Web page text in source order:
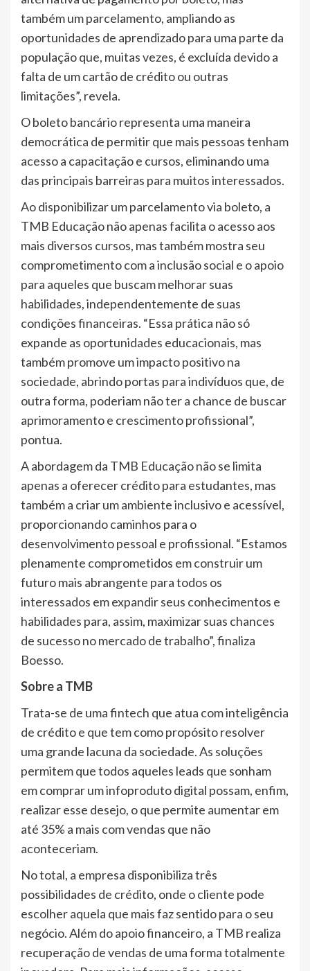
também um parcelamento, ampliando as
oportunidades de aprendizado para uma parte da
população que, muitas vezes, é excluída devido a
falta de um cartão de crédito ou outras
limitações”, revela.
O boleto bancário representa uma maneira
democrática de permitir que mais pessoas tenham
acesso a capacitação e cursos, eliminando uma
das principais barreiras para muitos interessados.
Ao disponibilizar um parcelamento via boleto, a
TMB Educação não apenas facilita o acesso aos
mais diversos cursos, mas também mostra seu
comprometimento com a inclusão social e o apoio
para aqueles que buscam melhorar suas
habilidades, independentemente de suas
condições financeiras. “Essa prática não só
expande as oportunidades educacionais, mas
também promove um impacto positivo na
sociedade, abrindo portas para indivíduos que, de
outra forma, poderiam não ter a chance de buscar
aprimoramento e crescimento profissional”,
pontua.
A abordagem da TMB Educação não se limita
apenas a oferecer crédito para estudantes, mas
também a criar um ambiente inclusivo e acessível,
proporcionando caminhos para o
desenvolvimento pessoal e profissional. “Estamos
plenamente comprometidos em construir um
futuro mais abrangente para todos os
interessados em expandir seus conhecimentos e
habilidades para, assim, maximizar suas chances
de sucesso no mercado de trabalho”, finaliza
Boesso.
Sobre a TMB
Trata-se de uma fintech que atua com inteligência
de crédito e que tem como propósito resolver
uma grande lacuna da sociedade. As soluções
permitem que todos aqueles leads que sonham
em comprar um infoproduto digital possam, enfim,
realizar esse desejo, o que permite aumentar em
até 35% a mais com vendas que não
aconteceriam.
No total, a empresa disponibiliza três
possibilidades de crédito, onde o cliente pode
escolher aquela que mais faz sentido para o seu
negócio. Além do apoio financeiro, a TMB realiza
recuperação de vendas de uma forma totalmente